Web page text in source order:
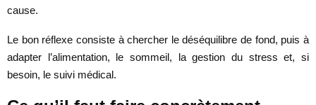
cause.
Le bon réflexe consiste à chercher le déséquilibre de fond, puis à
adapter l’alimentation, le sommeil, la gestion du stress et, si
besoin, le suivi médical.